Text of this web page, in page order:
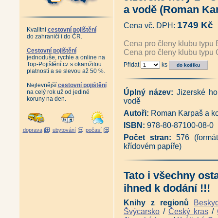
Kvalitní cestovní pojištění
do zahraničí i do ČR.
Cestovní pojištění
jednoduše, rychle a online na
Top-Pojištění.cz s okamžitou
platností a se slevou až 50 %.
Nejlevnější cestovní pojištění
na celý rok už od jediné
koruny na den.
doprava ubytování počasí
Postindustriál (Ivan Rous)
Zanechali stopu... Osobnosti
Antikvariát - Libereckým
Antikvariát - Libereckým
Antikvariát - Hrady a zámky
Klenoty Jizerských hor
Kniha o Jizerských horách -
Připomínky zašlých časů -
Kryštofovo Údolí, putování
Píseň o lese (Siegfried
O věčných proměnách lesa
Moje důvěrné krajiny
2004 - 1. vydání 2004 (Pavel
Pověsti a pohádky Němců z
Pivandr Ústeckým a
Antikvariát - Malé jizerské
Antikvariát - Malé jizerské
V Jizerských horách (Vlasta
Krajiny Jizerských hor
Zapomenuté kouty
Jizerské hory z nadhledu
Jizerské hory známé i
Cesty Vlachů - Mysterium
a vodě (Roman
Cena vč. DPH: 1749 Kč
Cena pro členy klubu typu
Cena pro členy klubu typu
Přidat ks
Úplný název:Jizerské
vodě
Autoři: Roman Karpaš a
ISBN: 978-80-87100-08-0
Počet stran: 576
křídovém papíře)
Tato i všechny
ihned k dodání !!!
Knihy z regionů
Švýcarsko / Český kras /